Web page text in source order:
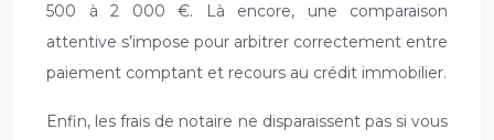
500 à 2 000 €. Là encore, une comparaison
attentive s’impose pour arbitrer correctement entre
paiement comptant et recours au crédit immobilier.
Enfin, les frais de notaire ne disparaissent pas si vous